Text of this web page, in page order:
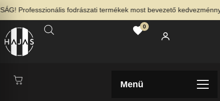
Professzionális fodrászati termékek most bevezető
0
Menü